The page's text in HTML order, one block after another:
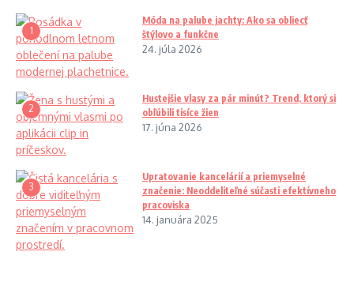
1
Móda na palube jachty: Ako sa obliecť
štýlovo a funkčne
24. júla 2026
2
Hustejšie vlasy za pár minút? Trend, ktorý si
obľúbili tisíce žien
17. júna 2026
3
Upratovanie kancelárií a priemyselné
značenie: Neoddeliteľné súčasti efektívneho
pracoviska
14. januára 2025